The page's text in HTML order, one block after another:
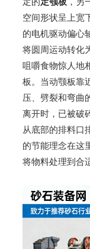
空间形状呈上宽
的电机驱动偏心
将圆周运动转化
咀嚼食物惊人地
板。当动颚板靠
压、劈裂和弯曲
离开时，已被破
从底部的排料口
的节能理念在这
将物料处理到合